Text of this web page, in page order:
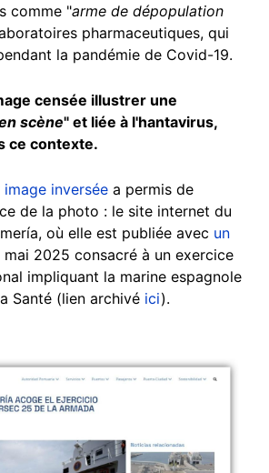
comme "arme de dépopulation
pharmaceutiques, qui
la pandémie de Covid-19.
censée illustrer une
scène" et liée à l'hantavirus,
ce contexte.
inversée a permis de
de la photo : le site internet du
où elle est publiée avec un
2025 consacré à un exercice
impliquant la marine espagnole
Santé (lien archivé ici).